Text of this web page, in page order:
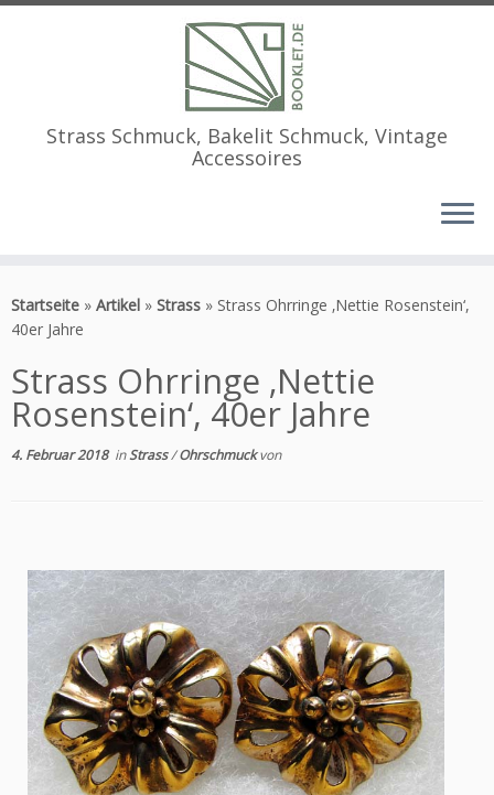
Inhalt
springen
Strass Schmuck, Bakelit Schmuck, Vintage
Accessoires
Startseite » Artikel » Strass » Strass Ohrringe ‚Nettie Rosenstein‘,
40er Jahre
Strass Ohrringe ‚Nettie
Rosenstein‘, 40er Jahre
4. Februar 2018inStrass/Ohrschmuckvon